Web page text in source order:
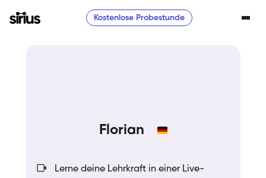
Kostenlose Probestunde
Florian
Lerne deine Lehrkraft in einer Live-